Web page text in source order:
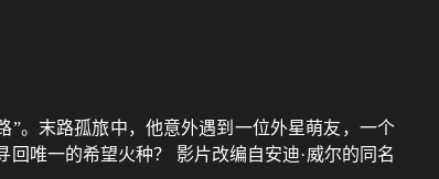
”。末路孤旅中，他意外遇到一位外星萌友，一个
唯一的希望火种？ 影片改编自安迪·威尔的同名